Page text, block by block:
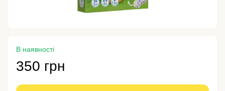
В наявності
350 грн